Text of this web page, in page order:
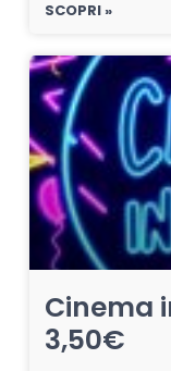
SCOPRI »
Cinema
3,50€